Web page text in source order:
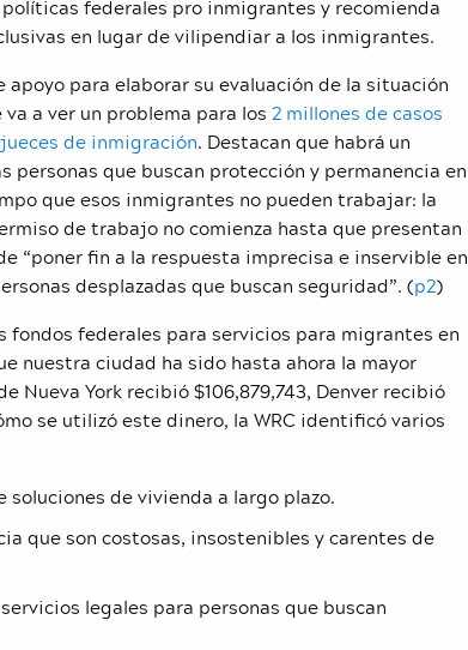
federales pro inmigrantes y recomienda
en lugar de vilipendiar a los inmigrantes.
apoyo para elaborar su evaluación de la situación
a ver un problema para los 2 millones de casos
de inmigración. Destacan que habrá un
personas que buscan protección y permanencia en
que esos inmigrantes no pueden trabajar: la
de trabajo no comienza hasta que presentan
“poner fin a la respuesta imprecisa e inservible en
desplazadas que buscan seguridad”. (p2)
federales para servicios para migrantes en
nuestra ciudad ha sido hasta ahora la mayor
York recibió $106,879,743, Denver recibió
se utilizó este dinero, la WRC identificó varios
de vivienda a largo plazo.
que son costosas, insostenibles y carentes de
legales para personas que buscan